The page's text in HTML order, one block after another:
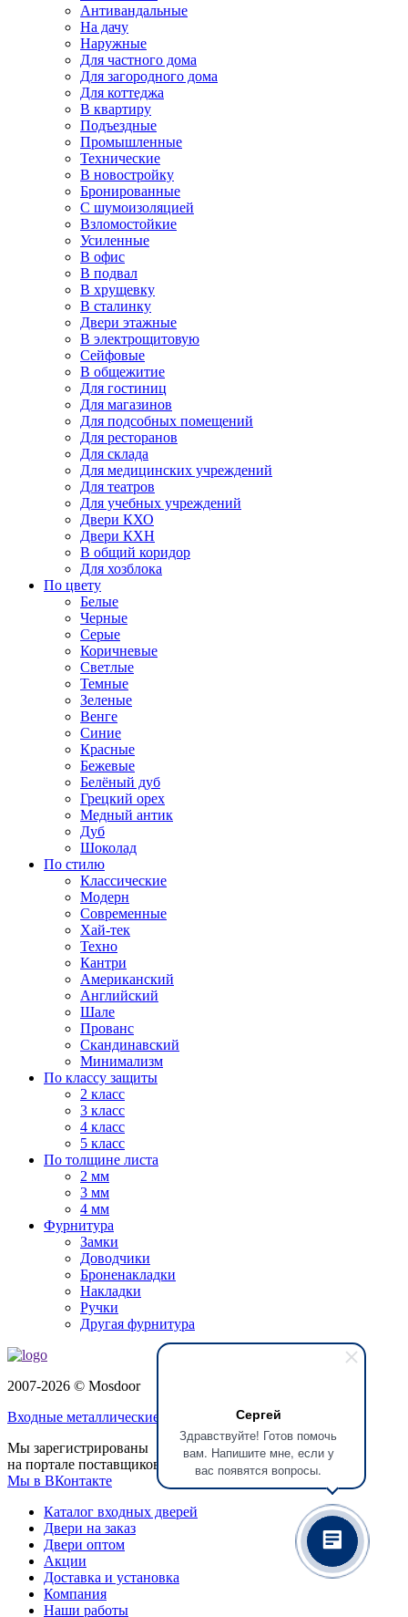
Сергей
Здравствуйте! Готов помочь
вам. Напишите мне, если у
вас появятся вопросы.
Антивандальные
На дачу
Наружные
Для частного дома
Для загородного дома
Для коттеджа
В квартиру
Подъездные
Промышленные
Технические
В новостройку
Бронированные
С шумоизоляцией
Взломостойкие
Усиленные
В офис
В подвал
В хрущевку
В сталинку
Двери этажные
В электрощитовую
Сейфовые
В общежитие
Для гостиниц
Для магазинов
Для подсобных помещений
Для ресторанов
Для склада
Для медицинских учреждений
Для театров
Для учебных учреждений
Двери КХО
Двери КХН
В общий коридор
Для хозблока
По цвету
Белые
Черные
Серые
Коричневые
Светлые
Темные
Зеленые
Венге
Синие
Красные
Бежевые
Белёный дуб
Грецкий орех
Медный антик
Дуб
Шоколад
По стилю
Классические
Модерн
Современные
Хай-тек
Техно
Кантри
Американский
Английский
Шале
Прованс
Скандинавский
Минимализм
По классу защиты
2 класс
3 класс
4 класс
5 класс
По толщине листа
2 мм
3 мм
4 мм
Фурнитура
Замки
Доводчики
Броненакладки
Накладки
Ручки
Другая фурнитура
2007-2026 © Mosdoor
Входные металлические двери
в Королёве
Мы зарегистрированы
на портале поставщиков
Мы в ВКонтакте
Каталог входных дверей
Двери на заказ
Двери оптом
Акции
Доставка и установка
Компания
Наши работы